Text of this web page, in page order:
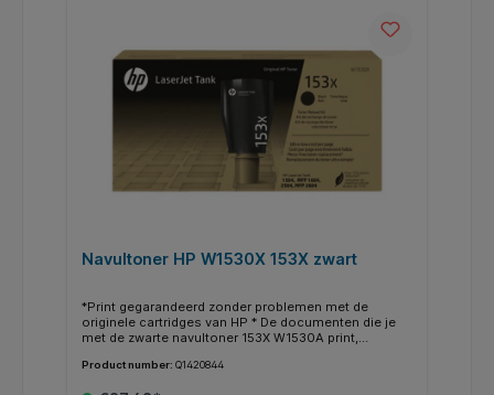
Navultoner HP W1530X 153X zwart
*Print gegarandeerd zonder problemen met de
originele cartridges van HP * De documenten die je
met de zwarte navultoner 153X W1530A print,
afdrukken. * Deze cartridge print tot 5000 pagina’s. *
Product number: Q1420844